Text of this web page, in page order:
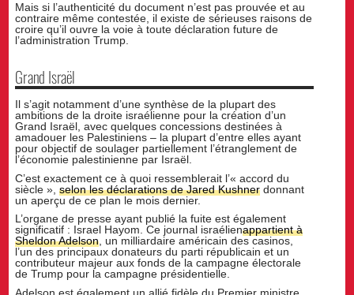
Mais si l’authenticité du document n’est pas prouvée et au
contraire même contestée, il existe de sérieuses raisons de
croire qu’il ouvre la voie à toute déclaration future de
l’administration Trump.
Grand Israël
Il s’agit notamment d’une synthèse de la plupart des
ambitions de la droite israélienne pour la création d’un
Grand Israël, avec quelques concessions destinées à
amadouer les Palestiniens – la plupart d’entre elles ayant
pour objectif de soulager partiellement l’étranglement de
l’économie palestinienne par Israël.
C’est exactement ce à quoi ressemblerait l’« accord du
siècle »,selon les déclarations de Jared Kushner donnant
un aperçu de ce plan le mois dernier.
L’organe de presse ayant publié la fuite est également
significatif : Israel Hayom. Ce journal israélienappartient à
Sheldon Adelson, un milliardaire américain des casinos,
l’un des principaux donateurs du parti républicain et un
contributeur majeur aux fonds de la campagne électorale
de Trump pour la campagne présidentielle.